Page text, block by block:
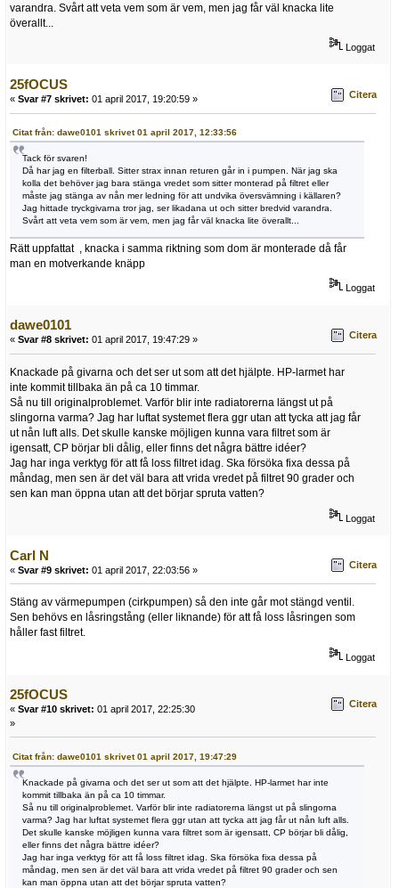
varandra. Svårt att veta vem som är vem, men jag får väl knacka lite
överallt...
Loggat
25fOCUS
« Svar #7 skrivet: 01 april 2017, 19:20:59 » Citera
Citat från: dawe0101 skrivet 01 april 2017, 12:33:56
Tack för svaren!
Då har jag en filterball. Sitter strax innan returen går in i pumpen. När jag ska
kolla det behöver jag bara stänga vredet som sitter monterad på filtret eller
måste jag stänga av nån mer ledning för att undvika översvämning i källaren?
Jag hittade tryckgivarna tror jag, ser likadana ut och sitter bredvid varandra.
Svårt att veta vem som är vem, men jag får väl knacka lite överallt...
Rätt uppfattat , knacka i samma riktning som dom är monterade då får
man en motverkande knäpp
Loggat
dawe0101
« Svar #8 skrivet: 01 april 2017, 19:47:29 » Citera
Knackade på givarna och det ser ut som att det hjälpte. HP-larmet har
inte kommit tillbaka än på ca 10 timmar.
Så nu till originalproblemet. Varför blir inte radiatorerna längst ut på
slingorna varma? Jag har luftat systemet flera ggr utan att tycka att jag får
ut nån luft alls. Det skulle kanske möjligen kunna vara filtret som är
igensatt, CP börjar bli dålig, eller finns det några bättre idéer?
Jag har inga verktyg för att få loss filtret idag. Ska försöka fixa dessa på
måndag, men sen är det väl bara att vrida vredet på filtret 90 grader och
sen kan man öppna utan att det börjar spruta vatten?
Loggat
Carl N
« Svar #9 skrivet: 01 april 2017, 22:03:56 » Citera
Stäng av värmepumpen (cirkpumpen) så den inte går mot stängd ventil.
Sen behövs en låsringstång (eller liknande) för att få loss låsringen som
håller fast filtret.
Loggat
25fOCUS
« Svar #10 skrivet: 01 april 2017, 22:25:30
»
Citera
Citat från: dawe0101 skrivet 01 april 2017, 19:47:29
Knackade på givarna och det ser ut som att det hjälpte. HP-larmet har inte
kommit tillbaka än på ca 10 timmar.
Så nu till originalproblemet. Varför blir inte radiatorerna längst ut på slingorna
varma? Jag har luftat systemet flera ggr utan att tycka att jag får ut nån luft alls.
Det skulle kanske möjligen kunna vara filtret som är igensatt, CP börjar bli dålig,
eller finns det några bättre idéer?
Jag har inga verktyg för att få loss filtret idag. Ska försöka fixa dessa på
måndag, men sen är det väl bara att vrida vredet på filtret 90 grader och sen
kan man öppna utan att det börjar spruta vatten?